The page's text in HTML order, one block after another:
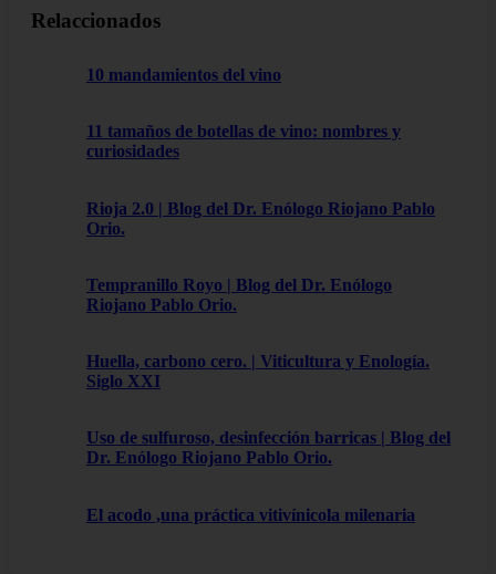
Relaccionados
10 mandamientos del vino
11 tamaños de botellas de vino: nombres y
curiosidades
Rioja 2.0 | Blog del Dr. Enólogo Riojano Pablo
Orio.
Tempranillo Royo | Blog del Dr. Enólogo
Riojano Pablo Orio.
Huella, carbono cero. | Viticultura y Enología.
Siglo XXI
Uso de sulfuroso, desinfección barricas | Blog del
Dr. Enólogo Riojano Pablo Orio.
El acodo ,una práctica vitivínicola milenaria